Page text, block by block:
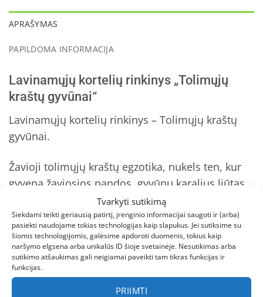
Tvarkyti sutikimą
Siekdami teikti geriausią patirtį, įrenginio informacijai saugoti ir (arba)
pasiekti naudojame tokias technologijas kaip slapukus. Jei sutiksime su
šiomis technologijomis, galėsime apdoroti duomenis, tokius kaip
naršymo elgsena arba unikalūs ID šioje svetainėje. Nesutikimas arba
sutikimo atšaukimas gali neigiamai paveikti tam tikras funkcijas ir
funkcijas.
PRIIMTI
APRAŠYMAS
PAPILDOMA INFORMACIJA
Lavinamųjų kortelių rinkinys „Tolimųjų
kraštų gyvūnai“
Lavinamųjų kortelių rinkinys – Tolimųjų kraštų
gyvūnai.
Žavioji tolimųjų kraštų egzotika, nukels ten, kur
gyvena žaviosios pandos, gyvūnų karalius liūtas
ir kiti dar neatrasti tolimųjų kraštų gyvūnai, su
kuriais susipažinsite ir kartu mokinsitės.
Rinkinį sudaro:
• 30 pagrindinių kortelių (vaizdas ir žodis), 10 x 14